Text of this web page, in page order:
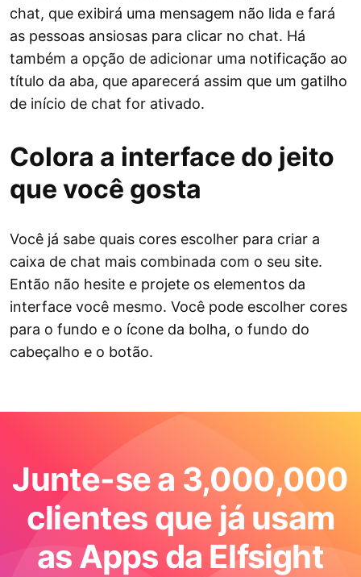
chat, que exibirá uma mensagem não lida e fará
as pessoas ansiosas para clicar no chat. Há
também a opção de adicionar uma notificação ao
título da aba, que aparecerá assim que um gatilho
de início de chat for ativado.
Colora a interface do jeito
que você gosta
Você já sabe quais cores escolher para criar a
caixa de chat mais combinada com o seu site.
Então não hesite e projete os elementos da
interface você mesmo. Você pode escolher cores
para o fundo e o ícone da bolha, o fundo do
cabeçalho e o botão.
Junte-se a 3,000,000
clientes que já usam
as Apps da Elfsight